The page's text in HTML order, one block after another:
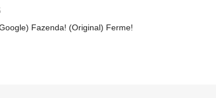
Fazenda! (Original) Ferme!